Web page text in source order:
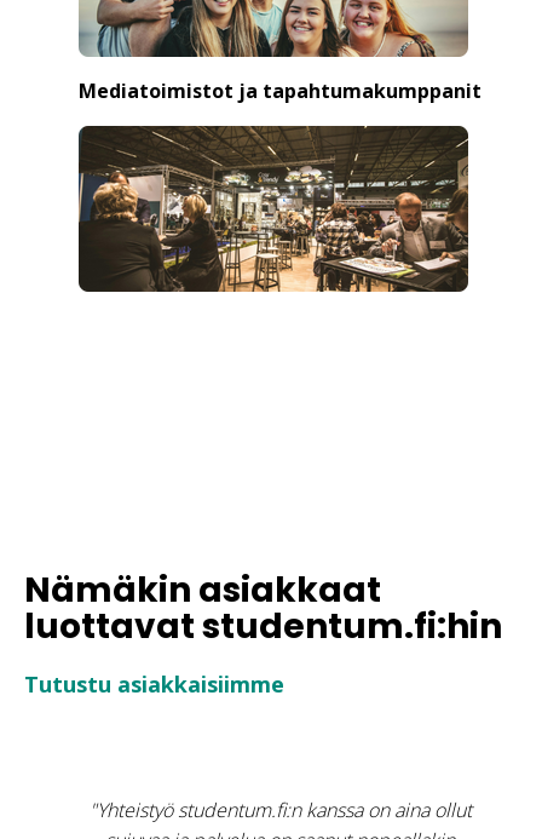
Mediatoimistot ja tapahtumakumppanit
Nämäkin asiakkaat
luottavat studentum.fi:hin
Tutustu asiakkaisiimme
"Yhteistyö studentum.fi:n kanssa on aina ollut